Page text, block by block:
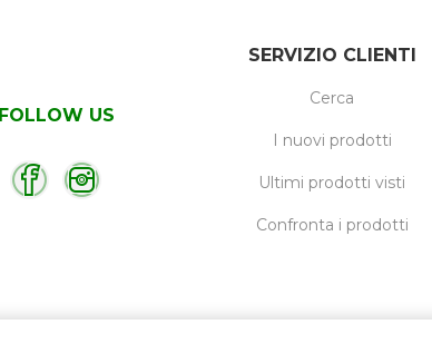
FOLLOW US
SERVIZIO CLIENTI
Cerca
I nuovi prodotti
Ultimi prodotti visti
Confronta i prodotti